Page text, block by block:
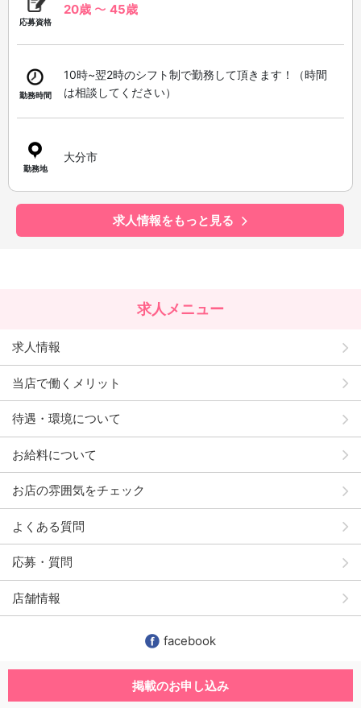
応募資格
20歳〜 45歳
勤務時間
10時~翌2時のシフト制で勤務して頂きます！（時間
は相談してください）
勤務地
大分市
求人情報をもっと見る
求人メニュー
求人情報
当店で働くメリット
待遇・環境について
お給料について
お店の雰囲気をチェック
よくある質問
応募・質問
店舗情報
facebook
掲載のお申し込み